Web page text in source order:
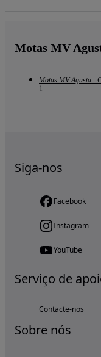
Motas MV
Motas MV Agusta -
1
Siga-nos
Facebook
Instagram
YouTube
Serviço de
Contacte-nos
Sobre nós